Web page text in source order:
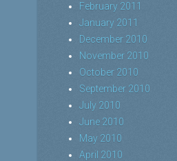
February 2011
January 2011
December 2010
November 2010
October 2010
September 2010
July 2010
June 2010
May 2010
April 2010